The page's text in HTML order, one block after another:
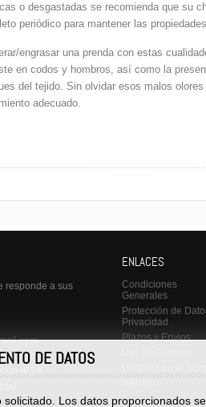
o desgastadas se recomienda que su
periódico para mantener las
engrasar una prenda con estas
en codos y hombros, así como la
del tejido. Sin olvidar esos malos
adecuado.
responde a sus
nº 25
ENLACES
Condiciones
Generales
Protección de
Privacidad
Plazos y Envios
DE DATOS
Los datos proporcionados